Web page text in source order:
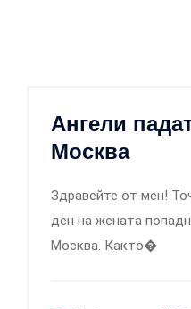
Ангели
Москва
Здравейте от мен!
ден на жената
Москва. Както�